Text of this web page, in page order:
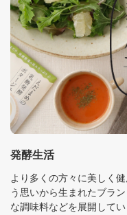
発酵生活
より多くの方々に美しく
う思いから生まれたブラ
な調味料などを展開してい